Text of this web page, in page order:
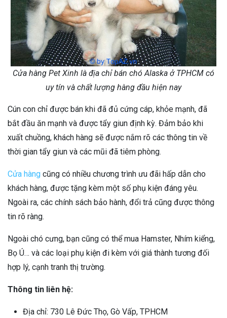
Cửa hàng Pet Xinh là địa chỉ bán chó Alaska ở TPHCM có
uy tín và chất lượng hàng đầu hiện nay
Cún con chỉ được bán khi đã đủ cứng cáp, khỏe mạnh, đã
bắt đầu ăn mạnh và được tẩy giun định kỳ. Đảm bảo khi
xuất chuồng, khách hàng sẽ được nắm rõ các thông tin về
thời gian tẩy giun và các mũi đã tiêm phòng.
Cửa hàng cũng có nhiều chương trình ưu đãi hấp dẫn cho
khách hàng, được tặng kèm một số phụ kiện đáng yêu.
Ngoài ra, các chính sách bảo hành, đổi trả cũng được thông
tin rõ ràng.
Ngoài chó cưng, bạn cũng có thể mua Hamster, Nhím kiểng,
Bọ Ú… và các loại phụ kiện đi kèm với giá thành tương đối
hợp lý, cạnh tranh thị trường.
Thông tin liên hệ:
Địa chỉ: 730 Lê Đức Thọ, Gò Vấp, TPHCM